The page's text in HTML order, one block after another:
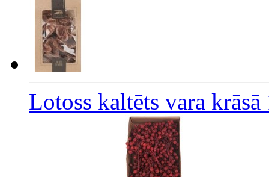
Lotoss kaltēts vara krāsā